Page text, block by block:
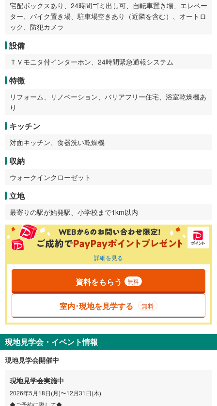
宅配ボックスあり、24時間ゴミ出し可、自転車置き場、エレベー
ター、バイク置き場、駐車場空きあり（近隣を含む）、オートロ
ック、防犯カメラ
設備
ＴＶモニタ付インターホン、24時間緊急通報システム
特徴
リフォーム、リノベーション、バリアフリー住宅、浴室乾燥機あ
り
キッチン
対面キッチン、食器洗い乾燥機
収納
ウォークインクローゼット
立地
最寄りの駅が始発駅、小学校まで1km以内
詳細を見る
資料をもらう 無料
室内･現地を見学する 無料
現地見学会・イベント情報
現地見学会開催中
現地見学会実施中
2026年5月18日(月)〜12月31日(木)